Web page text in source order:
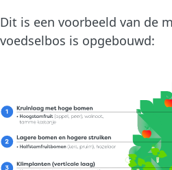
Dit is een voorbeeld van de
voedselbos is opgebouwd: